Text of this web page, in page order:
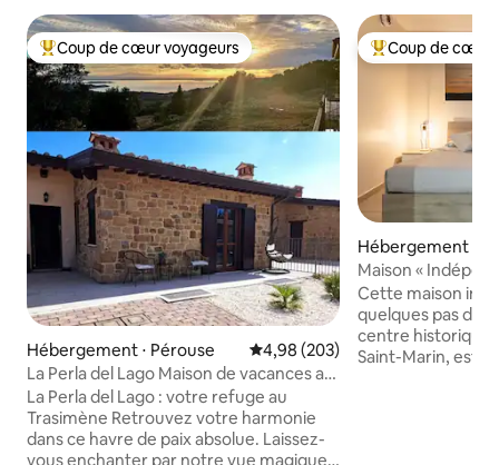
Coups de cœur voyageurs les plus appréciés
Coup de cœur voyageurs
Hébergement ⋅ Pérouse Évaluation moyenne sur la
4,98 (203)
La Perla del Lago Maison de vacances au
lac Trasimène
La Perla del Lago : votre refuge au
Trasimène ​Retrouvez votre harmonie
dans ce havre de paix absolue. Laissez-
vous enchanter par notre vue magique
Coups de cœur
Coup de cœur
Hébergement ⋅
Maison «
centre historique
Cette maison
quelques pas
centre historique
Saint-Marin, est